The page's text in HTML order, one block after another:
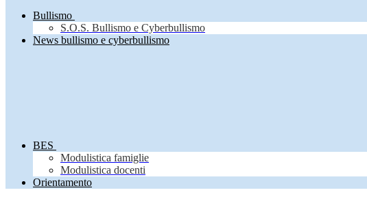
Bullismo
S.O.S. Bullismo e Cyberbullismo
News bullismo e cyberbullismo
BES
Modulistica famiglie
Modulistica docenti
Orientamento